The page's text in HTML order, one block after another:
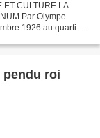
ET CULTURE LA
Par Olympe
1926 au quartier
pendu roi